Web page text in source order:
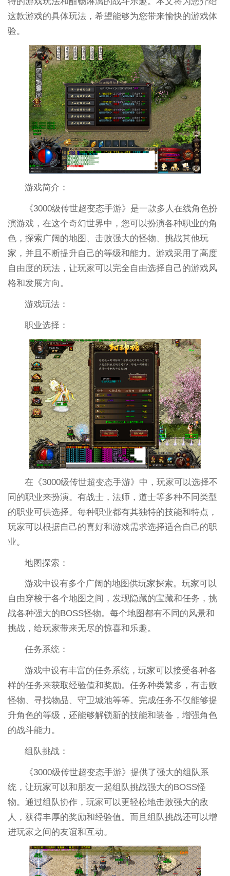
这款游戏的具体玩法，希望能够为您带来愉快的游戏体
验。
游戏简介：
《3000级传世超变态手游》是一款多人在线角色扮
演游戏，在这个奇幻世界中，您可以扮演各种职业的角
色，探索广阔的地图、击败强大的怪物、挑战其他玩
家，并且不断提升自己的等级和能力。游戏采用了高度
自由度的玩法，让玩家可以完全自由选择自己的游戏风
格和发展方向。
游戏玩法：
职业选择：
在《3000级传世超变态手游》中，玩家可以选择不
同的职业来扮演。有战士，法师，道士等多种不同类型
的职业可供选择。每种职业都有其独特的技能和特点，
玩家可以根据自己的喜好和游戏需求选择适合自己的职
业。
地图探索：
游戏中设有多个广阔的地图供玩家探索。玩家可以
自由穿梭于各个地图之间，发现隐藏的宝藏和任务，挑
战各种强大的BOSS怪物。每个地图都有不同的风景和
挑战，给玩家带来无尽的惊喜和乐趣。
任务系统：
游戏中设有丰富的任务系统，玩家可以接受各种各
样的任务来获取经验值和奖励。任务种类繁多，有击败
怪物、寻找物品、守卫城池等等。完成任务不仅能够提
升角色的等级，还能够解锁新的技能和装备，增强角色
的战斗能力。
组队挑战：
《3000级传世超变态手游》提供了强大的组队系
统，让玩家可以和朋友一起组队挑战强大的BOSS怪
物。通过组队协作，玩家可以更轻松地击败强大的敌
人，获得丰厚的奖励和经验值。而且组队挑战还可以增
进玩家之间的友谊和互动。